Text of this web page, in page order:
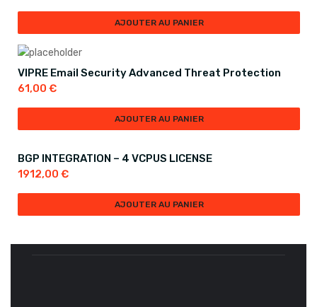
AJOUTER AU PANIER
VIPRE Email Security Advanced Threat Protection
61,00 €
AJOUTER AU PANIER
BGP INTEGRATION – 4 VCPUS LICENSE
1912,00 €
AJOUTER AU PANIER